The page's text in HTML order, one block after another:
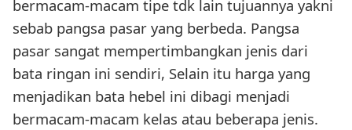
bermacam-macam tipe tdk lain tujuannya yakni
sebab pangsa pasar yang berbeda. Pangsa
pasar sangat mempertimbangkan jenis dari
bata ringan ini sendiri, Selain itu harga yang
menjadikan bata hebel ini dibagi menjadi
bermacam-macam kelas atau beberapa jenis.